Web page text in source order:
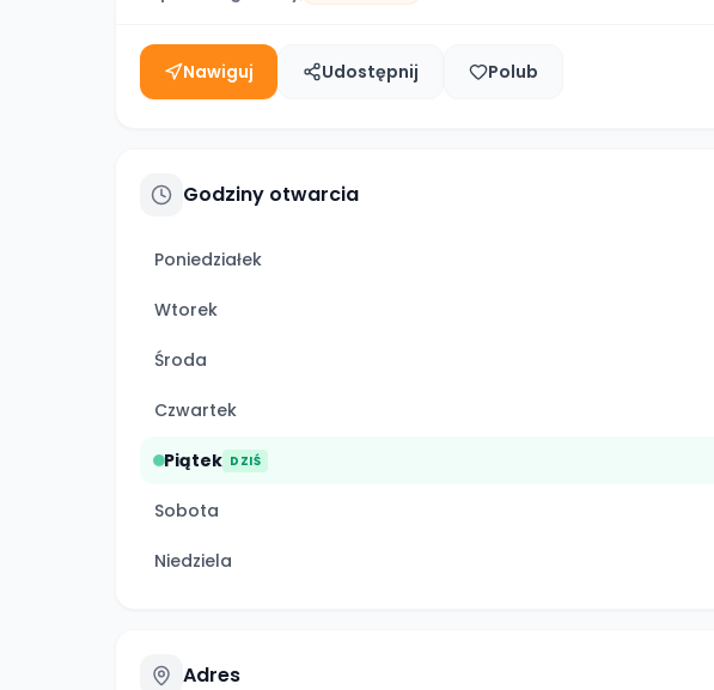
Nawiguj Udostępnij Polub
Godziny otwarcia
Poniedziałek
Wtorek
Środa
Czwartek
Piątek DZIŚ
Sobota
Niedziela
Adres